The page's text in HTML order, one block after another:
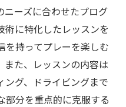
ニーズに合わせたプログ
術に特化したレッスンを
を持ってプレーを楽しむ
また、レッスンの内容は
ング、ドライビングまで
部分を重点的に克服する